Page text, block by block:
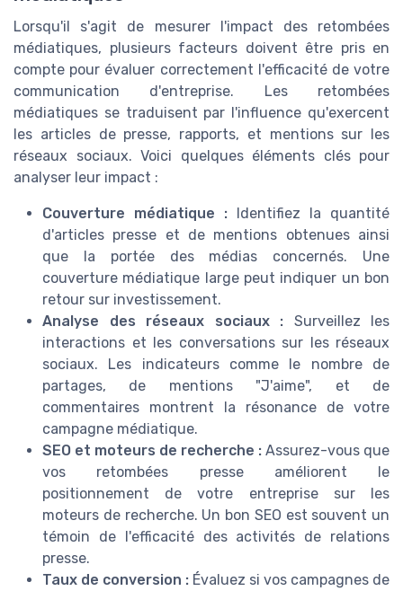
Lorsqu'il s'agit de mesurer l'impact des retombées
médiatiques, plusieurs facteurs doivent être pris en
compte pour évaluer correctement l'efficacité de votre
communication d'entreprise. Les retombées
médiatiques se traduisent par l'influence qu'exercent
les articles de presse, rapports, et mentions sur les
réseaux sociaux. Voici quelques éléments clés pour
analyser leur impact :
Couverture médiatique : Identifiez la quantité
d'articles presse et de mentions obtenues ainsi
que la portée des médias concernés. Une
couverture médiatique large peut indiquer un bon
retour sur investissement.
Analyse des réseaux sociaux : Surveillez les
interactions et les conversations sur les réseaux
sociaux. Les indicateurs comme le nombre de
partages, de mentions "J'aime", et de
commentaires montrent la résonance de votre
campagne médiatique.
SEO et moteurs de recherche : Assurez-vous que
vos retombées presse améliorent le
positionnement de votre entreprise sur les
moteurs de recherche. Un bon SEO est souvent un
témoin de l'efficacité des activités de relations
presse.
Taux de conversion : Évaluez si vos campagnes de